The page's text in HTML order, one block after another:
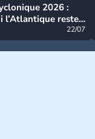
2026 :
l’Atlantique reste
22/07